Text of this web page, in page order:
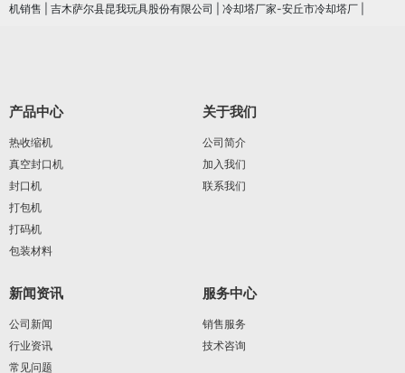
机销售
吉木萨尔县昆我玩具股份有限公司 冷却塔厂家-安丘市冷却塔厂
产品中心
热收缩机
真空封口机
封口机
打包机
打码机
包装材料
关于我们
公司简介
加入我们
联系我们
新闻资讯
公司新闻
行业资讯
常见问题
服务中心
销售服务
技术咨询